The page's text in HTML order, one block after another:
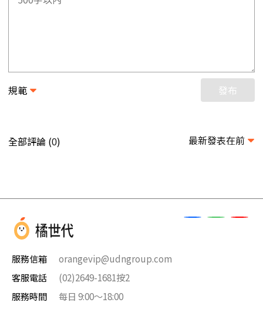
規範 發布
全部評論 (0) 最新發表在前
服務信箱
orangevip@udngroup.com
客服電話
(02)2649-1681按2
服務時間
每日 9:00～18:00